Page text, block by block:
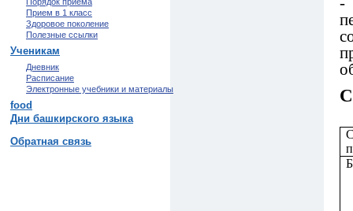
Прием в 1 класс
Здоровое поколение
Полезные ссылки
Ученикам
Дневник
Расписание
Электронные учебники и материалы
food
Дни башкирского языка
Обратная связь